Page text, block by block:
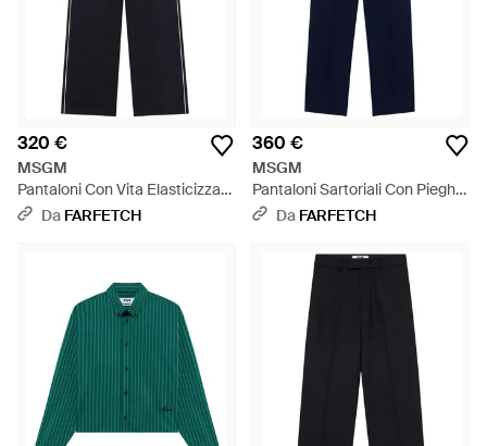
320 €
MSGM
Pantaloni Con Vita Elasticizzata
- BluDa FARFETCH
360 €
MSGM
Pantaloni Sartoriali Con Pieghe
- BluDa FARFETCH